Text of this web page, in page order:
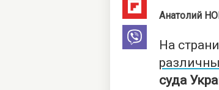
Анатолий
На
суда